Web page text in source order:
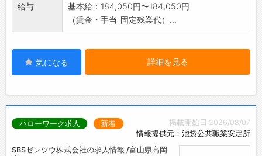
給与
基本給：184,050円〜184,050円
（賃金・手当_固定残業代）...
気になる 詳細を見る
掲載開始日:2026/08/07
情報提供元：池袋公共職業安定所
ハローワーク求人 新着
SBSゼンツウ株式会社の求人情報 /富山県高岡